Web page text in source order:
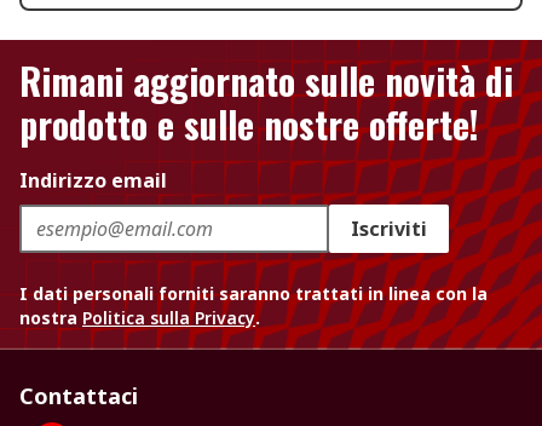
Rimani aggiornato sulle novità di
prodotto e sulle nostre offerte!
Indirizzo email
Iscriviti
I dati personali forniti saranno trattati in linea con la
nostra Politica sulla Privacy.
Contattaci